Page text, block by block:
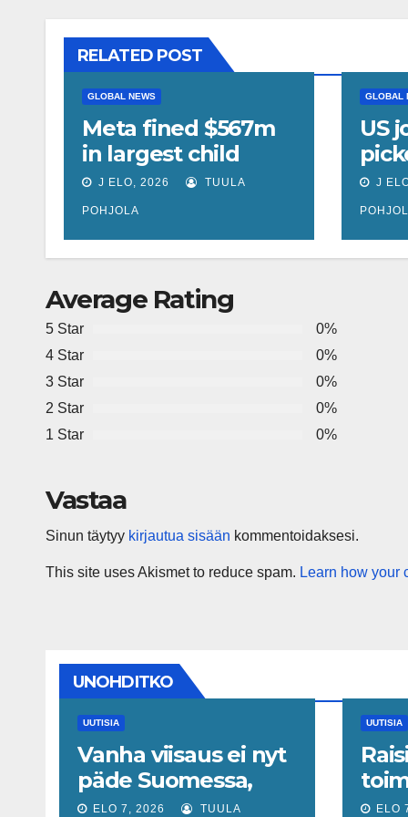
RELATED POST
GLOBAL NEWS
Meta fined $567m
in largest child
safety ruling
against social
J ELO, 2026 TUULA
POHJOLA
GLOBAL
US
rate
J
Average Rating
5 Star
0%
4 Star
0%
3 Star
0%
2 Star
0%
1 Star
0%
Vastaa
Sinun täytyy kirjautua sisään kommentoidaksesi.
This site uses Akismet to reduce spam. Learn how your
UNOHDITKO
UUTISIA
Vanha viisaus ei nyt
päde Suomessa,
sanoo ekonomisti,
ELO 7, 2026 TUULA
UUTISIA
ElliELO